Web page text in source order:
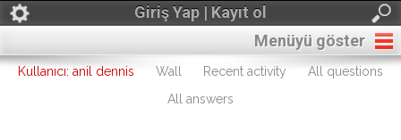
Giriş Yap | Kayıt ol
Menüyü göster
Kullanıcı: anil dennis Wall Recent activity
All questions
All answers